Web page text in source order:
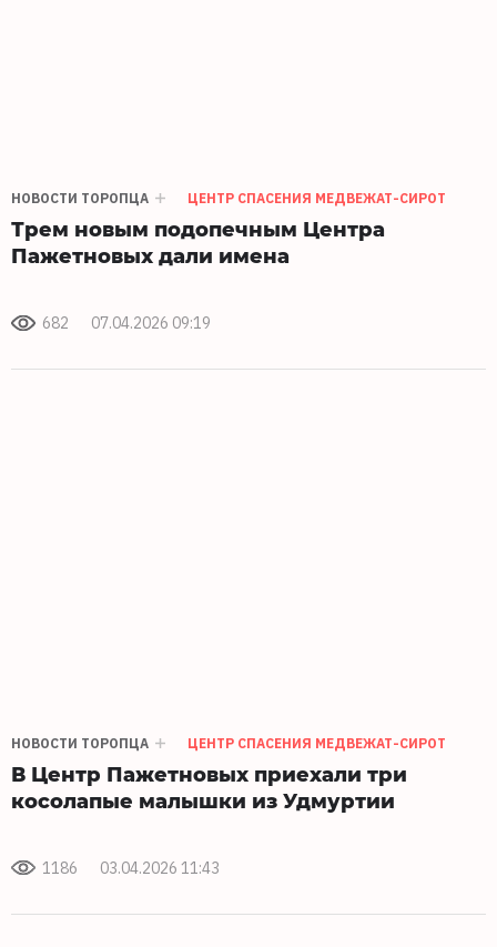
НОВОСТИ ТОРОПЦА ЦЕНТР СПАСЕНИЯ МЕДВЕЖАТ-СИРОТ
Трем новым подопечным Центра
Пажетновых дали имена
682 07.04.2026 09:19
НОВОСТИ ТОРОПЦА ЦЕНТР СПАСЕНИЯ МЕДВЕЖАТ-СИРОТ
В Центр Пажетновых приехали три
косолапые малышки из Удмуртии
1186 03.04.2026 11:43